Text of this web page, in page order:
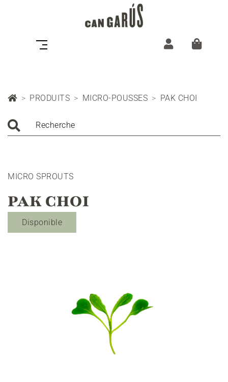
PRODUITS MICRO-POUSSES PAK CHOI
Recherche
MICRO SPROUTS
PAK CHOI
Disponible